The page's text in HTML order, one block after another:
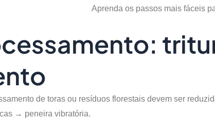
Aprenda os passos mais fáceis
de toras ou resíduos florestais devem ser
→ peneira vibratória.